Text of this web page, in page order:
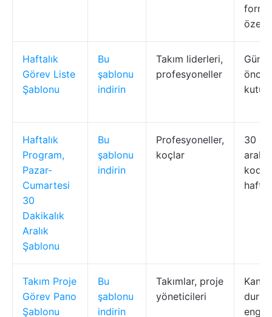
Haftalık
Görev Liste
Şablonu
Bu
şablonu
indirin
Takım liderleri,
profesyoneller
Haftalık
Program,
Pazar-
Cumartesi
30
Dakikalık
Aralık
Şablonu
Bu
şablonu
indirin
Profesyoneller,
koçlar
30
hafta
Takım Proje
Görev Pano
Şablonu
Bu
şablonu
indirin
Takımlar, proje
yöneticileri